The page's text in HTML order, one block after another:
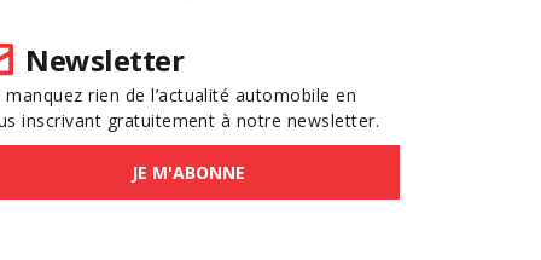
Newsletter
manquez rien de l’actualité automobile en
inscrivant gratuitement à notre newsletter.
JE M'ABONNE